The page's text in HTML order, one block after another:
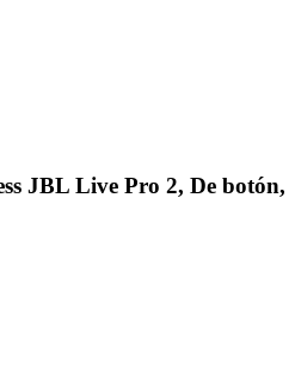
JBL Live Pro 2, De botón,